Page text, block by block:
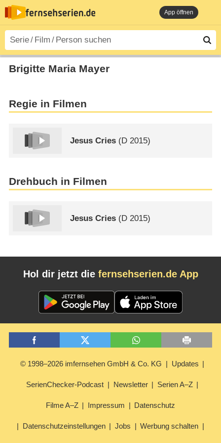
App öffnen
Brigitte Maria Mayer
Regie in Filmen
Jesus Cries (D 2015)
Drehbuch in Filmen
Jesus Cries (D 2015)
Hol dir jetzt die fernsehserien.de App
© 1998–2026 imfernsehen GmbH & Co. KG Updates
SerienChecker-Podcast Newsletter Serien A–Z
Filme A–Z Impressum Datenschutz
Datenschutzeinstellungen Jobs Werbung schalten